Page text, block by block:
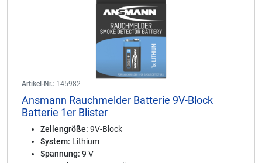
Artikel-Nr.: 145982
Ansmann Rauchmelder Batterie 9V-Block
Batterie 1er Blister
Zellengröße: 9V-Block
System: Lithium
Spannung: 9 V